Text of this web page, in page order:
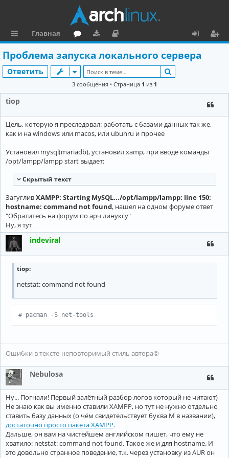
ы
л
к
Главная
ру
м
ру
зк
и
ку
м
е
та
и
я
р
Проблема запуска локального сервера
Ответить
3 сообщения • Страница 1 из 1
tiop
Цель, которую я преследовал: работать с базами данных так же,
как и на windows или macos, или ubunru и прочее
Установил mysql(mariadb), установил xamp, при вводе команды
/opt/lampp/lampp start выдает:
Cкрытый текст
ЗагугливXAMPP: Starting MySQL.../opt/lampp/lampp: line 150:
hostname: command not found, нашел на одном форуме ответ
"Обратитесь на форум по арч линуксу"
Ну, я тут
indeviral
tiop:
netstat: command not found
# pacman -S net-tools
Ошибки в тексте-неповторимый стиль автора©
Nebulosa
Ну... Погнали! Первый залётный разбор логов который не читают)
Не знаю как вы именно ставили XAMPP, но тут не нужно отдельно
ставить базу данных (о чём свидетельствует буква М в названии),
достаточно просто пакета XAMPP.
Дальше, он вам на чистейшем английском пишет, что ему не
хватило: netstat: command not found. Такое же и для hostname. И
это довольно странное поведение, т.к. через установку из AUR он